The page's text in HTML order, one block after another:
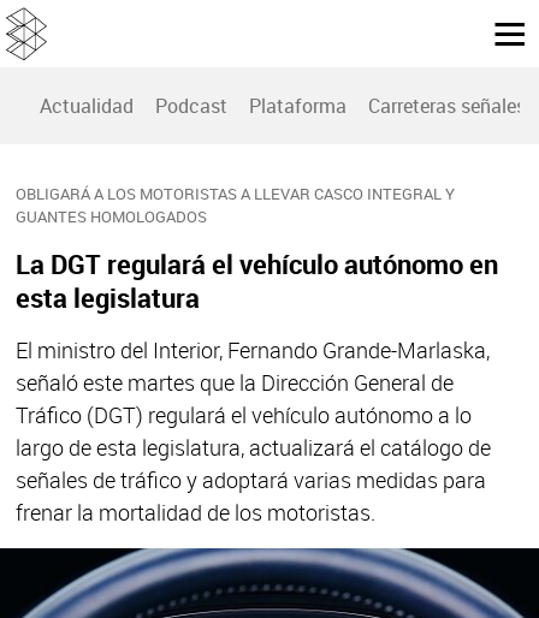
Actualidad Podcast Plataforma Carreteras señales
OBLIGARÁ A LOS MOTORISTAS A LLEVAR CASCO INTEGRAL Y
GUANTES HOMOLOGADOS
La DGT regulará el vehículo autónomo en
esta legislatura
El ministro del Interior, Fernando Grande-Marlaska,
señaló este martes que la Dirección General de
Tráfico (DGT) regulará el vehículo autónomo a lo
largo de esta legislatura, actualizará el catálogo de
señales de tráfico y adoptará varias medidas para
frenar la mortalidad de los motoristas.